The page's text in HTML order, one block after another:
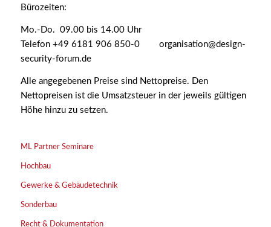
Bürozeiten:
Mo.-Do. 09.00 bis 14.00 Uhr
Telefon +49 6181 906 850-0 organisation@design-
security-forum.de
Alle angegebenen Preise sind Nettopreise. Den
Nettopreisen ist die Umsatzsteuer in der jeweils gültigen
Höhe hinzu zu setzen.
ML Partner Seminare
Hochbau
Gewerke & Gebäudetechnik
Sonderbau
Recht & Dokumentation